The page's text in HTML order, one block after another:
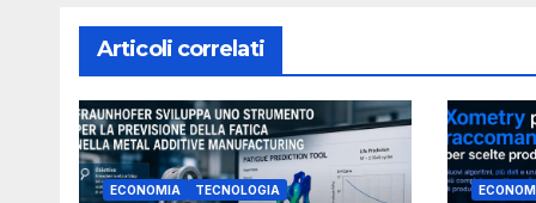
Articoli correlati
ECONOMIA TECNOLOGIA